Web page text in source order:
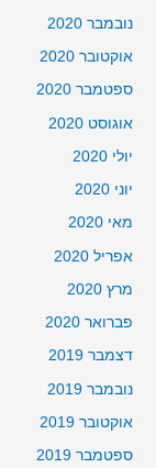
נובמבר 2020
אוקטובר 2020
ספטמבר 2020
אוגוסט 2020
יולי 2020
יוני 2020
מאי 2020
אפריל 2020
מרץ 2020
פברואר 2020
דצמבר 2019
נובמבר 2019
אוקטובר 2019
ספטמבר 2019